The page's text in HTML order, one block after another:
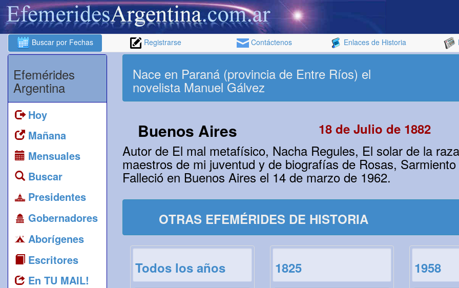
Buscar por Fechas Registrarse Contáctenos Enlaces de Historia
Efemérides
Argentina
Hoy
Mañana
Mensuales
Buscar
Presidentes
Gobernadores
Aborígenes
Escritores
En TU MAIL!
Nace en Paraná (provincia de Entre Ríos) el
novelista Manuel Gálvez
Buenos Aires 18 de Julio de 1882
Autor de El mal metafísico, Nacha Regules, El solar de la
maestros de mi juventud y de biografías de Rosas,
Falleció en Buenos Aires el 14 de marzo de 1962.
OTRAS EFEMÉRIDES DE HISTORIA
Todos los años 1825 1958